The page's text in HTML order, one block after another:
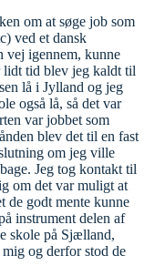
om at søge job som
ved et dansk
vej igennem, kunne
lidt tid blev jeg kaldt til
lå i Jylland og jeg
også lå, så det var
var jobbet som
blev det til en fast
om jeg ville
Jeg tog kontakt til
om det var muligt at
de godt mente kunne
instrument delen af
skole på Sjælland,
og derfor stod de